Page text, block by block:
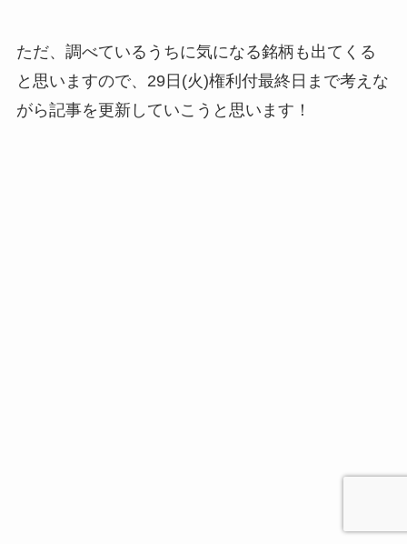
ただ、調べているうちに気になる銘柄も出てくる
と思いますので、29日(火)権利付最終日まで考えな
がら記事を更新していこうと思います！